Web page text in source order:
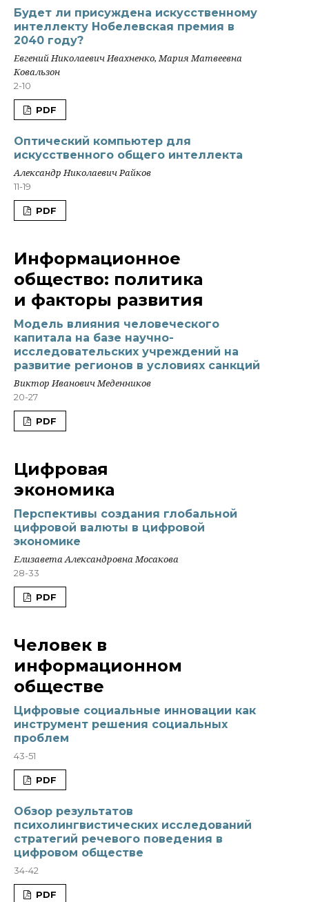
Будет ли присуждена искусственному
интеллекту Нобелевская премия в
2040 году?
Евгений Николаевич Ивахненко, Мария Матвеевна
Ковальзон
2-10
PDF
Оптический компьютер для
искусственного общего интеллекта
Александр Николаевич Райков
11-19
PDF
Информационное
общество: политика
и факторы развития
Модель влияния человеческого
капитала на базе научно-
исследовательских учреждений на
развитие регионов в условиях санкций
Виктор Иванович Меденников
20-27
PDF
Цифровая
экономика
Перспективы создания глобальной
цифровой валюты в цифровой
экономике
Елизавета Александровна Мосакова
28-33
PDF
Человек в
информационном
обществе
Цифровые социальные инновации как
инструмент решения социальных
проблем
43-51
PDF
Обзор результатов
психолингвистических исследований
стратегий речевого поведения в
цифровом обществе
34-42
PDF